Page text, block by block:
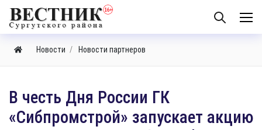
Новости Новости партнеров
В честь Дня России ГК
«Сибпромстрой» запускает акцию